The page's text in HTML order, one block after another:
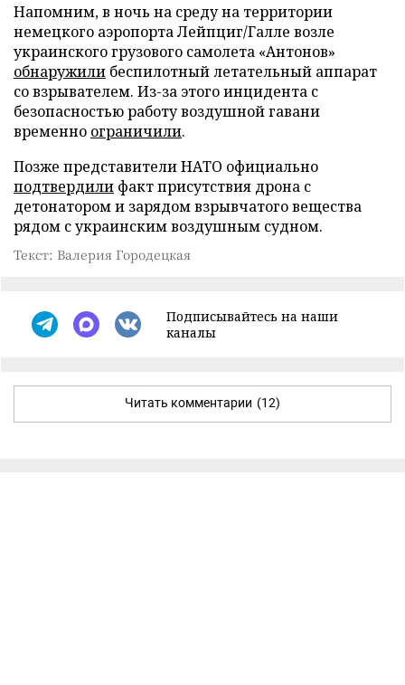
Напомним, в ночь на среду на территории
немецкого аэропорта Лейпциг/Галле возле
украинского грузового самолета «Антонов»
обнаружили беспилотный летательный аппарат
со взрывателем. Из-за этого инцидента с
безопасностью работу воздушной гавани
временно ограничили.
Позже представители НАТО официально
подтвердили факт присутствия дрона с
детонатором и зарядом взрывчатого вещества
рядом с украинским воздушным судном.
Текст: Валерия Городецкая
Подписывайтесь на наши
каналы
Читать комментарии (12)